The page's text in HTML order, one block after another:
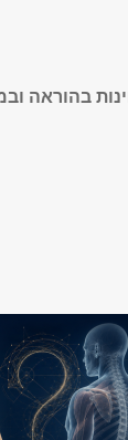
בהוראה